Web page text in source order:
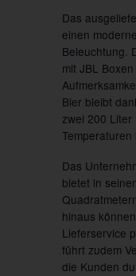
Das
einen
Beleuchtung.
mit JBL
Bier bleibt
zwei 200 Liter
Das
bietet in
hinaus
Lieferservice
führt zudem
die Kunden